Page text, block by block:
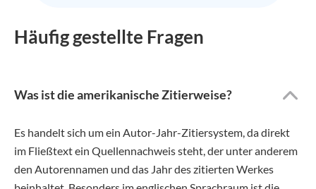
Häufig gestellte Fragen
Was ist die amerikanische Zitierweise?
Es handelt sich um ein Autor-Jahr-Zitiersystem, da direkt
im Fließtext ein Quellennachweis steht, der unter anderem
den Autorennamen und das Jahr des zitierten Werkes